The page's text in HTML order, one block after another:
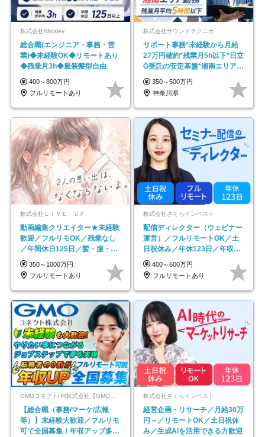
株式会社Widsley
総合職(エンジニア・事務・営
業)◆未経験OK◆リモートあり
◆残業月3h◆服装髪型自由
400～800万円
フルリモートあり
株式会社サウンドテクニカ
サポート事務*未経験から月給
27万円確約*残業月5h以下*日立
G受託の安定基盤*湘南エリア勤
務
350～500万円
神奈川県
株式会社ＬＩＶＥ ＵＰ
動画編集クリエイター★未経験
歓迎／フルリモOK／残業なし
／年間休日125日／髪・服・ネ
イル自由／研修充実で安心
350～1000万円
フルリモートあり
株式会社さくらインベスト
配信ディレクター（ウェビナー
運営）／フルリモートOK／土
日祝休み／年休123日／年収
600万円可
400～600万円
フルリモートあり
GMOコネクトHR株式会社【GMOインターネットグループ】
【総合職（事務/マーケ/広報
等）】未経験大歓迎／フルリモ
可で全国募集！年収アップ多数
株式会社さくらインベスト
経営企画・リサーチ／月給30万
円～／リモートOK／土日祝休
み／生成AIを活用できる方歓迎